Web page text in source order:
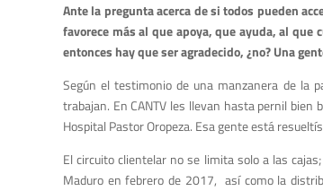
Ante la pregunta acerca de si todos pueden
favorece más al que apoya, que ayuda, al
entonces hay que ser agradecido, ¿no? Una
Según el testimonio de una manzanera de la
trabajan. En CANTV les llevan hasta pernil
Hospital Pastor Oropeza. Esa gente está
El circuito clientelar no se limita solo a las
Maduro en febrero de 2017, así como la